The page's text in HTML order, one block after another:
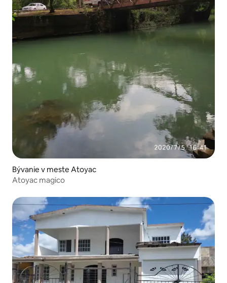
Bývanie v meste Atoyac
Atoyac magico